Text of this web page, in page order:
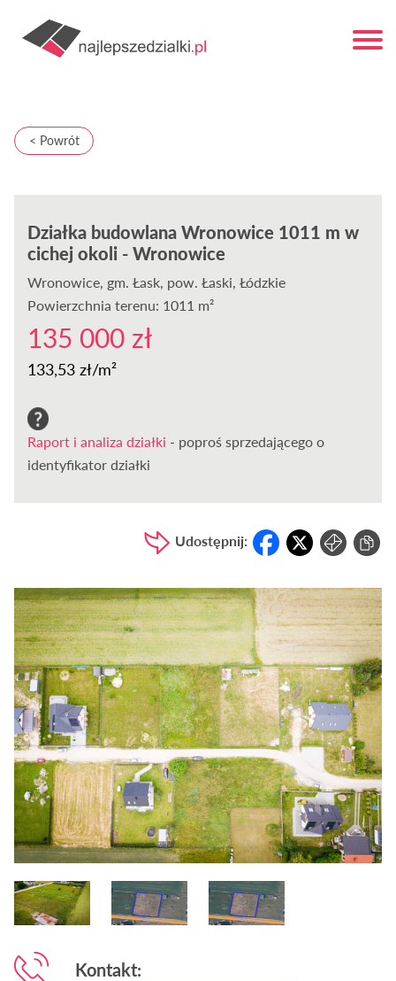
< Powrót
Działka budowlana Wronowice 1011 m w
cichej okoli - Wronowice
Wronowice, gm. Łask, pow. Łaski, Łódzkie
Powierzchnia terenu: 1011 m²
135 000 zł
133,53 zł/m²
Raport i analiza działki - poproś sprzedającego o
identyfikator działki
Udostępnij:
Kontakt: